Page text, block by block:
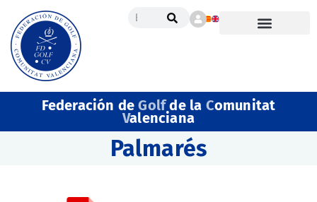
Federación deGolfde la Comunitat
Valenciana
Palmarés